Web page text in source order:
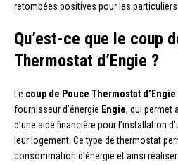
retombées positives pour les particuliers
Qu’est-ce que le coup
Thermostat d’Engie ?
Le coup de Pouce Thermostat d’Engie
fournisseur d’énergie Engie, qui permet
d’une aide financière pour l’installation
leur logement. Ce type de thermostat
consommation d’énergie et ainsi